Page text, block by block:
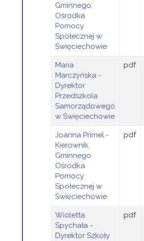
Gminnego
Ośrodka
Pomocy
Społecznej w
Święciechowie
Maria
Marczyńska -
Dyrektor
Przedszkola
Samorządowego
w Święciechowie
pdf
Joanna Primel -
Kierownik
Gminnego
Ośrodka
Pomocy
Społecznej w
Święciechowie
pdf
Wioletta
Spychała -
Dyrektor Szkoły
pdf